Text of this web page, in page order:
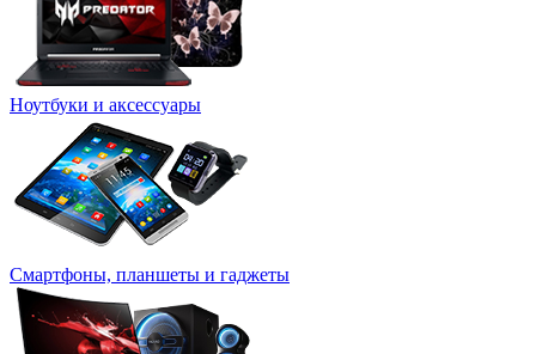
Ноутбуки и аксессуары
Смартфоны, планшеты и гаджеты